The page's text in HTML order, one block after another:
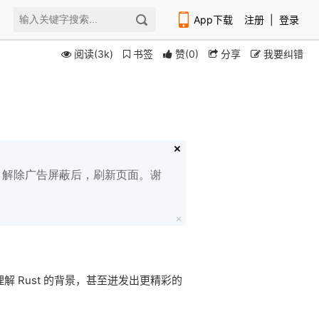
App下载 注册 登录
阅读(3k) 书签 赞(0) 分享 我要纠错
除广告屏蔽后，刷新页面。谢
Rust 的背景，甚至迸发出更精彩的